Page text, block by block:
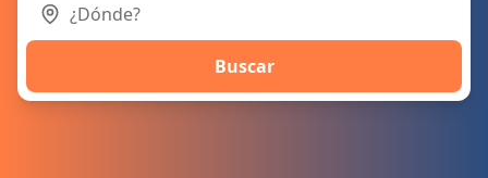
Buscar